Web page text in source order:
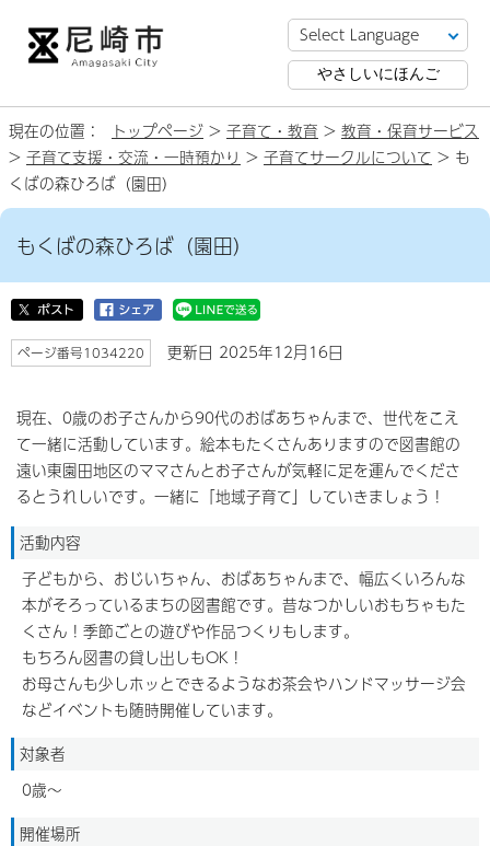
やさしいにほんご
現在の位置： トップページ > 子育て・教育 > 教育・保育サービス
> 子育て支援・交流・一時預かり > 子育てサークルについて > も
くばの森ひろば（園田）
もくばの森ひろば（園田）
ページ番号1034220 更新日 2025年12月16日
現在、0歳のお子さんから90代のおばあちゃんまで、世代をこえ
て一緒に活動しています。絵本もたくさんありますので図書館の
遠い東園田地区のママさんとお子さんが気軽に足を運んでくださ
るとうれしいです。一緒に「地域子育て」していきましょう！
活動内容
子どもから、おじいちゃん、おばあちゃんまで、幅広くいろんな
本がそろっているまちの図書館です。昔なつかしいおもちゃもた
くさん！季節ごとの遊びや作品つくりもします。
もちろん図書の貸し出しもOK！
お母さんも少しホッとできるようなお茶会やハンドマッサージ会
などイベントも随時開催しています。
対象者
0歳～
開催場所